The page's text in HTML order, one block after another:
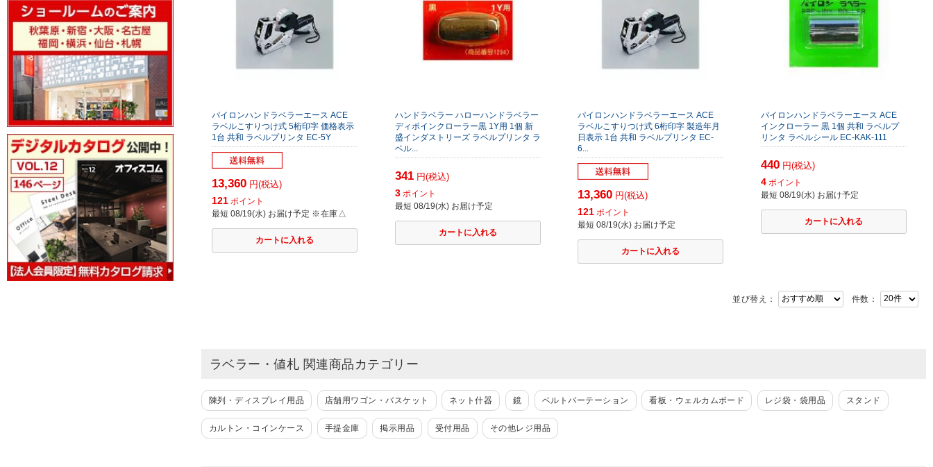
パイロンハンドラベラーエース ACE
ラベルこすりつけ式 5桁印字 価格表示
1台 共和 ラベルプリンタ EC-5Y
13,360 円(税込)
121 ポイント
最短 08/19(水) お届け予定 ※在庫△
ハンドラベラー ハローハンドラベラー
ディポインクローラー黒 1Y用 1個 新
盛インダストリーズ ラベルプリンタ ラ
ベル...
341円(税込)
3 ポイント
最短 08/19(水) お届け予定
パイロンハンドラベラーエース ACE
ラベルこすりつけ式 6桁印字 製造年月
日表示 1台 共和 ラベルプリンタ EC-
6...
13,360 円(税込)
121 ポイント
最短 08/19(水) お届け予定
パイロンハンドラベラーエース ACE
インクローラー 黒 1個 共和 ラベルプ
リンタ ラベルシール EC-KAK-111
440円(税込)
4 ポイント
最短 08/19(水) お届け予定
並び替え： 件数：
ラベラー・値札 関連商品カテゴリー
陳列・ディスプレイ用品 店舗用ワゴン・バスケット ネット什器 鏡 ベルトパーテーション 看板・ウェルカムボード レジ袋・袋用品 スタンド
カルトン・コインケース 手提金庫 掲示用品 受付用品 その他レジ用品